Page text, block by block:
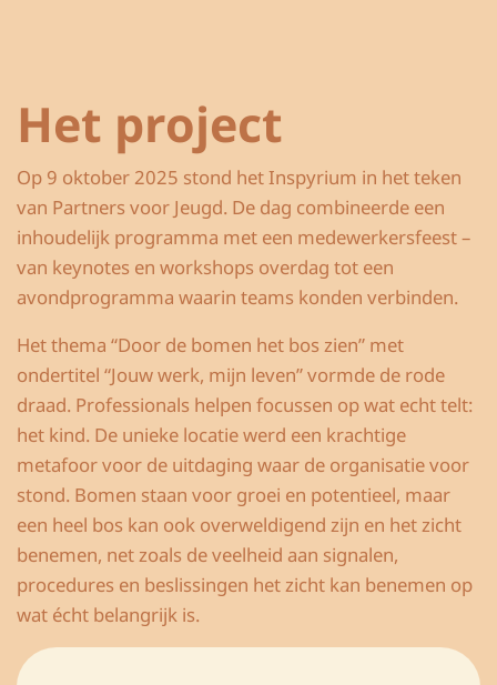
Het project
Op 9 oktober 2025 stond het Inspyrium in het teken
van Partners voor Jeugd. De dag combineerde een
inhoudelijk programma met een medewerkersfeest –
van keynotes en workshops overdag tot een
avondprogramma waarin teams konden verbinden.
Het thema “Door de bomen het bos zien” met
ondertitel “Jouw werk, mijn leven” vormde de rode
draad. Professionals helpen focussen op wat echt telt:
het kind. De unieke locatie werd een krachtige
metafoor voor de uitdaging waar de organisatie voor
stond. Bomen staan voor groei en potentieel, maar
een heel bos kan ook overweldigend zijn en het zicht
benemen, net zoals de veelheid aan signalen,
procedures en beslissingen het zicht kan benemen op
wat écht belangrijk is.